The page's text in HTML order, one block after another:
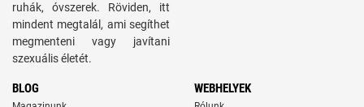
ruhák, óvszerek. Röviden, itt
mindent megtalál, ami segíthet
megmenteni vagy javítani
szexuális életét.
BLOG WEBHELYEK